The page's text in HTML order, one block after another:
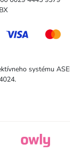
systému
owly.digital - Logo